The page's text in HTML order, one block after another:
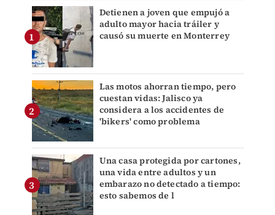
Detienen a joven que empujó a
adulto mayor hacia tráiler y
causó su muerte en Monterrey
Las motos ahorran tiempo, pero
cuestan vidas: Jalisco ya
considera a los accidentes de
'bikers' como problema
Una casa protegida por cartones,
una vida entre adultos y un
embarazo no detectado a tiempo:
esto sabemos de l